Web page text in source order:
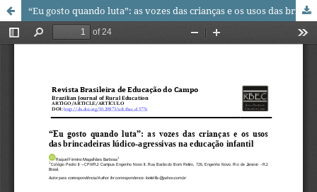
“Eu gosto quando luta”: as vozes das crianças e os usos das brincadeiras lúdico-agressivas na educação infantil